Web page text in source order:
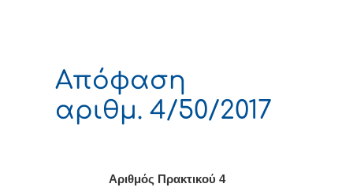
Απόφαση
αριθμ. 4/50/2017
Αριθμός Πρακτικού 4